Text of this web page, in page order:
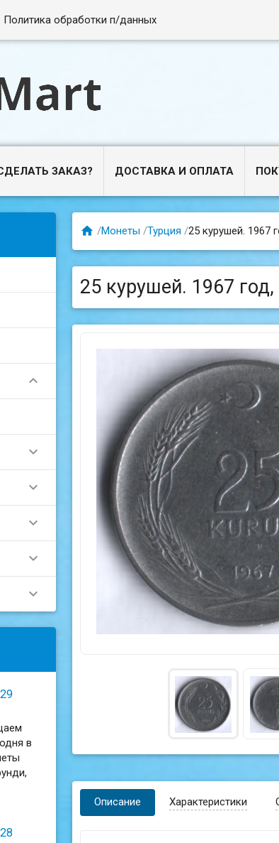
Политика обработки п/данных
ЗАКАЗ? ДОСТАВКА И ОПЛАТА






в
 /Монеты /Турция /25 курушей. 1967
25 курушей. 1967 год,
Описание Характеристики